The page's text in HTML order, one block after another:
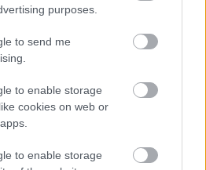
purposes.
to send me
to enable storage
cookies on web or
to enable storage
v 40-stupňových